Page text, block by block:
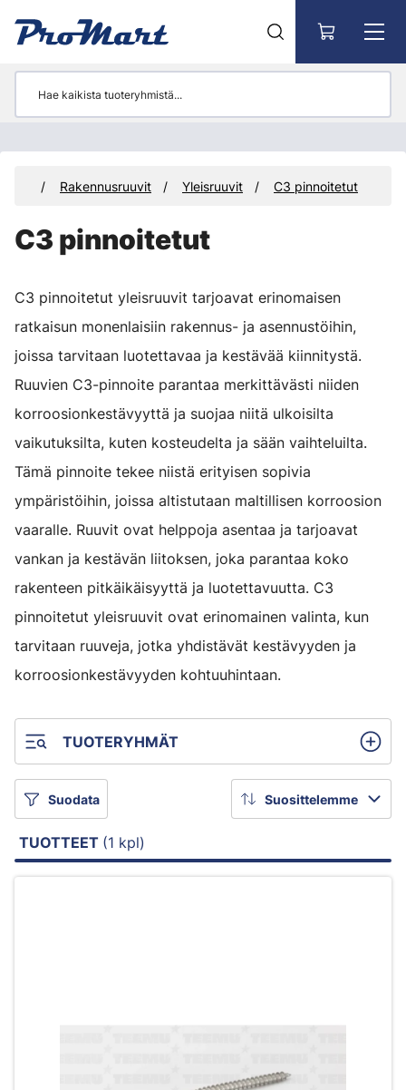
Rakennusruuvit Yleisruuvit C3 pinnoitetut
C3 pinnoitetut
C3 pinnoitetut yleisruuvit tarjoavat erinomaisen
ratkaisun monenlaisiin rakennus- ja asennustöihin,
joissa tarvitaan luotettavaa ja kestävää kiinnitystä.
Ruuvien C3-pinnoite parantaa merkittävästi niiden
korroosionkestävyyttä ja suojaa niitä ulkoisilta
vaikutuksilta, kuten kosteudelta ja sään vaihteluilta.
Tämä pinnoite tekee niistä erityisen sopivia
ympäristöihin, joissa altistutaan maltillisen korroosion
vaaralle. Ruuvit ovat helppoja asentaa ja tarjoavat
vankan ja kestävän liitoksen, joka parantaa koko
rakenteen pitkäikäisyyttä ja luotettavuutta. C3
pinnoitetut yleisruuvit ovat erinomainen valinta, kun
tarvitaan ruuveja, jotka yhdistävät kestävyyden ja
korroosionkestävyyden kohtuuhintaan.
TUOTERYHMÄT
Suodata Suosittelemme
TUOTTEET (1 kpl)